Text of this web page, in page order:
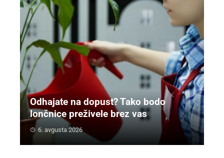
Odhajate na dopust? Tako bodo
lončnice preživele brez vas
6. avgusta 2026